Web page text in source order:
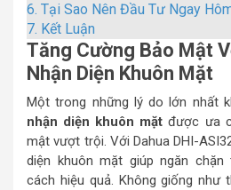
6. Tại Sao Nên Đầu Tư Ngay
7. Kết Luận
Tăng Cường Bảo Mật
Nhận Diện Khuôn Mặt
Một trong những lý do lớn nhất
nhận diện khuôn mặt được ưa
mật vượt trội. Với Dahua DHI-
diện khuôn mặt giúp ngăn
cách hiệu quả. Không giống như